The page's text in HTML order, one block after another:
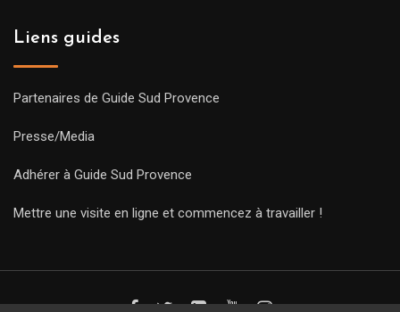
Liens guides
Partenaires de Guide Sud Provence
Presse/Media
Adhérer à Guide Sud Provence
Mettre une visite en ligne et commencez à travailler !